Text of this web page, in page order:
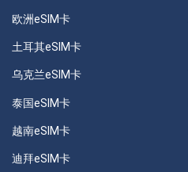
欧洲eSIM卡
土耳其eSIM卡
乌克兰eSIM卡
泰国eSIM卡
越南eSIM卡
迪拜eSIM卡